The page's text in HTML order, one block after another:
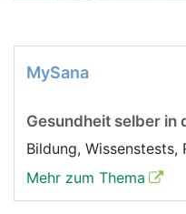
MySana
Gesundheit selber in
Bildung, Wissenstests,
Mehr zum Thema